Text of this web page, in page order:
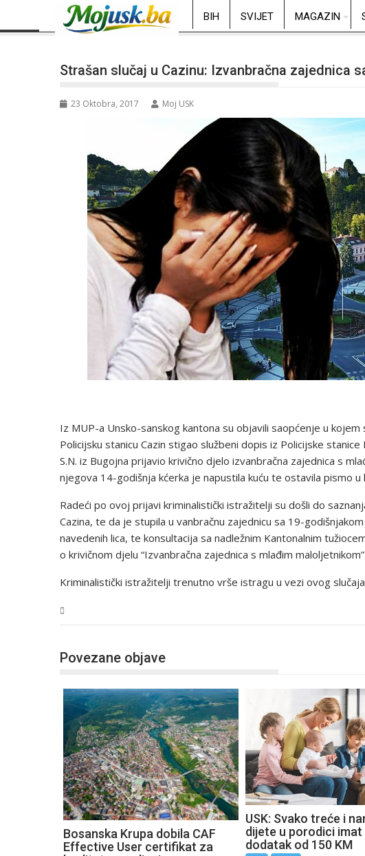
BIH SVIJET MAGAZIN
Strašan slučaj u Cazinu: Izvanbračna zajednica
23 Oktobra, 2017 Moj USK
Iz MUP-a Unsko-sanskog kantona su objavili saopćenje u
Policijsku stanicu Cazin stigao službeni dopis iz Policijske
S.N. iz Bugojna prijavio krivično djelo izvanbračna zajednica s
njegova 14-godišnja kćerka je napustila kuću te ostavila pismo
Radeći po ovoj prijavi kriminalistički istražitelji su došli do
Cazina, te da je stupila u vanbračnu zajednicu sa 19-
navedenih lica, te konsultacija sa nadležnim Kantonalnim
o krivičnom djelu “Izvanbračna zajednica s mlađim maloljetnikom”.
Kriminalistički istražitelji trenutno vrše istragu u vezi ovog
Povezane objave
Bosanska Krupa dobila CAF
Effective User certifikat za
USK: Svako treće i
dijete u porodici imat
dodatak od 150 KM